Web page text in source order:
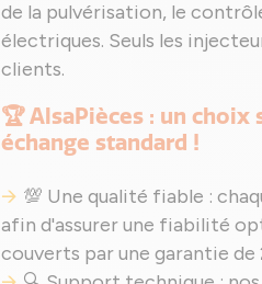
de la pulvérisation, le
électriques. Seuls les
clients.
🏆 AlsaPièces : un
échange standard !
💯 Une qualité fiable :
afin d'assurer une fiabilité
couverts par une garantie de